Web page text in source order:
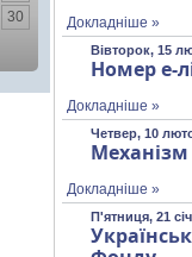
30
Докладніше »
Вівторок, 15
Номер е-
Докладніше »
Четвер, 10
Докладніше »
П'ятниця, 21